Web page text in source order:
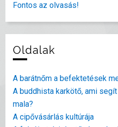
Fontos az olvasás!
Oldalak
A barátnőm a befektetések
A buddhista karkötő, ami
mala?
A cipővásárlás kultúrája